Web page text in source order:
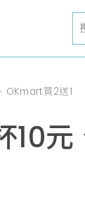
OKmart買2送1